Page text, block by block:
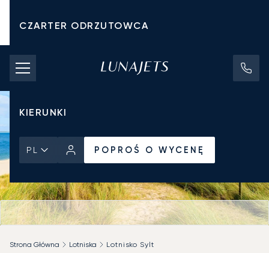
CZARTER ODRZUTOWCA
KOSZTY CZARTERU
PRYWATNE ODRZUTOWCE
KIERUNKI
PL POPROŚ O WYCENĘ
Strona Główna Lotniska Lotnisko Sylt